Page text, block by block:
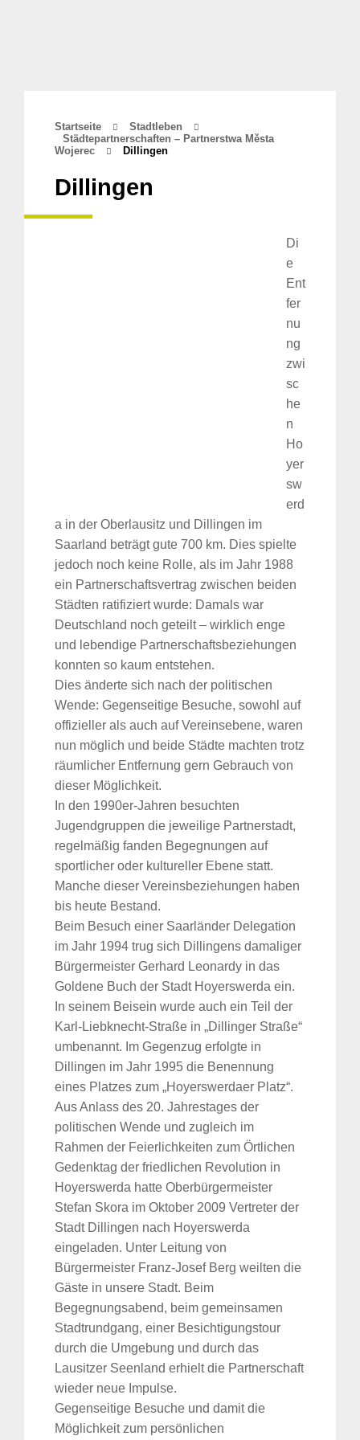
Startseite
Stadtleben
Städtepartnerschaften – Partnerstwa Města
Wojerec
Dillingen
Dillingen
Di
e
Ent
fer
nu
ng
zwi
sc
he
n
Ho
yer
sw
erd
a in der Oberlausitz und Dillingen im
Saarland beträgt gute 700 km. Dies spielte
jedoch noch keine Rolle, als im Jahr 1988
ein Partnerschaftsvertrag zwischen beiden
Städten ratifiziert wurde: Damals war
Deutschland noch geteilt – wirklich enge
und lebendige Partnerschaftsbeziehungen
konnten so kaum entstehen.
Dies änderte sich nach der politischen
Wende: Gegenseitige Besuche, sowohl auf
offizieller als auch auf Vereinsebene, waren
nun möglich und beide Städte machten trotz
räumlicher Entfernung gern Gebrauch von
dieser Möglichkeit.
In den 1990er-Jahren besuchten
Jugendgruppen die jeweilige Partnerstadt,
regelmäßig fanden Begegnungen auf
sportlicher oder kultureller Ebene statt.
Manche dieser Vereinsbeziehungen haben
bis heute Bestand.
Beim Besuch einer Saarländer Delegation
im Jahr 1994 trug sich Dillingens damaliger
Bürgermeister Gerhard Leonardy in das
Goldene Buch der Stadt Hoyerswerda ein.
In seinem Beisein wurde auch ein Teil der
Karl-Liebknecht-Straße in „Dillinger Straße“
umbenannt. Im Gegenzug erfolgte in
Dillingen im Jahr 1995 die Benennung
eines Platzes zum „Hoyerswerdaer Platz“.
Aus Anlass des 20. Jahrestages der
politischen Wende und zugleich im
Rahmen der Feierlichkeiten zum Örtlichen
Gedenktag der friedlichen Revolution in
Hoyerswerda hatte Oberbürgermeister
Stefan Skora im Oktober 2009 Vertreter der
Stadt Dillingen nach Hoyerswerda
eingeladen. Unter Leitung von
Bürgermeister Franz-Josef Berg weilten die
Gäste in unsere Stadt. Beim
Begegnungsabend, beim gemeinsamen
Stadtrundgang, einer Besichtigungstour
durch die Umgebung und durch das
Lausitzer Seenland erhielt die Partnerschaft
wieder neue Impulse.
Gegenseitige Besuche und damit die
Möglichkeit zum persönlichen